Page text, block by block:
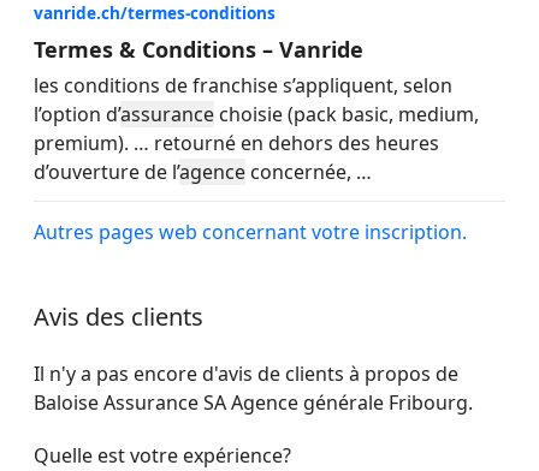
vanride.ch/termes-conditions
Termes & Conditions – Vanride
les conditions de franchise s’appliquent, selon
l’option d’assurance choisie (pack basic, medium,
premium). … retourné en dehors des heures
d’ouverture de l’agence concernée, …
Autres pages web concernant votre inscription.
Avis des clients
Il n'y a pas encore d'avis de clients à propos de
Baloise Assurance SA Agence générale Fribourg.
Quelle est votre expérience?